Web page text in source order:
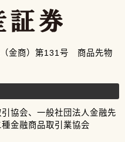
金商）第131号 商品先物
協会、一般社団法人金融先
金融商品取引業協会